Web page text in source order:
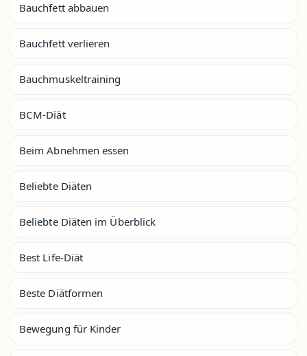
Bauchfett abbauen
Bauchfett verlieren
Bauchmuskeltraining
BCM-Diät
Beim Abnehmen essen
Beliebte Diäten
Beliebte Diäten im Überblick
Best Life-Diät
Beste Diätformen
Bewegung für Kinder